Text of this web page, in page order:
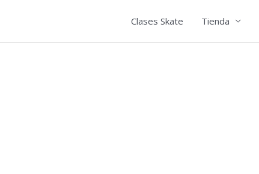
Clases Skate Tienda